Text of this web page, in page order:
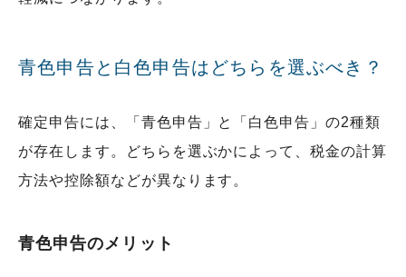
青色申告と白色申告はどちらを選ぶべき？
確定申告には、「青色申告」と「白色申告」の2種類
が存在します。どちらを選ぶかによって、税金の計算
方法や控除額などが異なります。
青色申告のメリット